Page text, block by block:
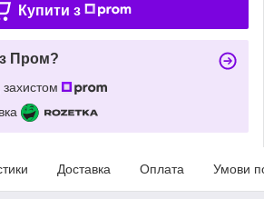
Купити з
Пром?
Доставка Оплата Умови